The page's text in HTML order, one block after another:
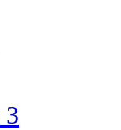
3